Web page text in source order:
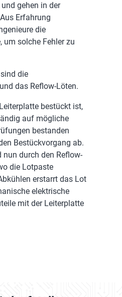
gehen in der
Erfahrung
die
um solche Fehler zu
die
das Reflow-Löten.
bestückt ist,
auf mögliche
bestanden
Bestückvorgang ab.
nun durch den Reflow-
die Lotpaste
erstarrt das Lot
elektrische
mit der Leiterplatte